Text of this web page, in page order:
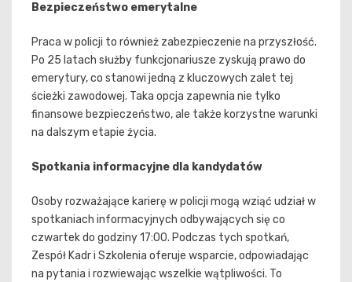
Bezpieczeństwo emerytalne
Praca w policji to również zabezpieczenie na przyszłość.
Po 25 latach służby funkcjonariusze zyskują prawo do
emerytury, co stanowi jedną z kluczowych zalet tej
ścieżki zawodowej. Taka opcja zapewnia nie tylko
finansowe bezpieczeństwo, ale także korzystne warunki
na dalszym etapie życia.
Spotkania informacyjne dla kandydatów
Osoby rozważające karierę w policji mogą wziąć udział w
spotkaniach informacyjnych odbywających się co
czwartek do godziny 17:00. Podczas tych spotkań,
Zespół Kadr i Szkolenia oferuje wsparcie, odpowiadając
na pytania i rozwiewając wszelkie wątpliwości. To